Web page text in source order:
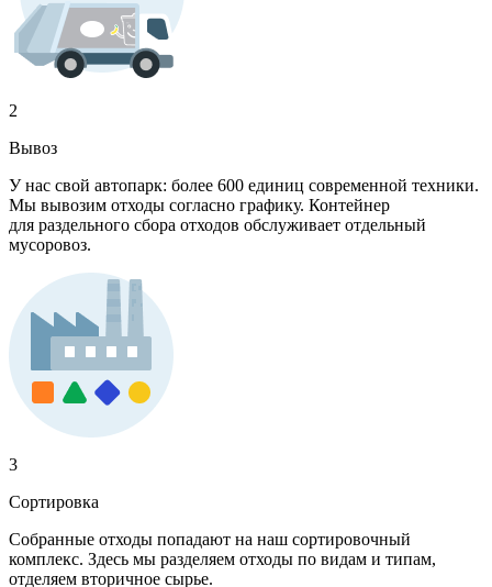
2
Вывоз
У нас свой автопарк: более 600 единиц современной техники.
Мы вывозим отходы согласно графику. Контейнер
для раздельного сбора отходов обслуживает отдельный
мусоровоз.
3
Сортировка
Собранные отходы попадают на наш сортировочный
комплекс. Здесь мы разделяем отходы по видам и типам,
отделяем вторичное сырье.